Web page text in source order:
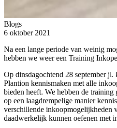
Blogs
6 oktober 2021
Na een lange periode van weinig
hebben we weer een Training
Op dinsdagochtend 28 september jl.
Plantion kennismaken met alle
bieden heeft. We hebben de training
op een laagdrempelige manier
verschillende inkoopmogelijkheden
daadwerkelijk kunnen oefenen met